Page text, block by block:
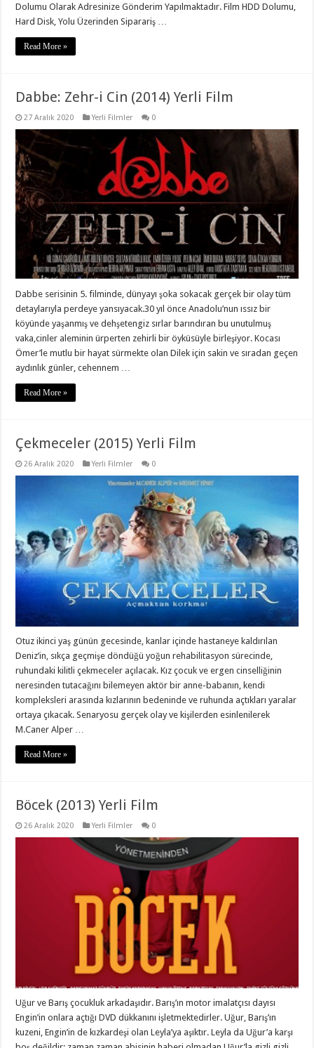
Dolumu Olarak Adresinize Gönderim Yapılmaktadır. Film HDD Dolumu,
Hard Disk, Yolu Üzerinden Siparariş …
Read More »
Dabbe: Zehr-i Cin (2014) Yerli Film
27 Aralık 2020 Yerli Filmler 0
Dabbe serisinin 5. filminde, dünyayı şoka sokacak gerçek bir olay tüm
detaylarıyla perdeye yansıyacak.30 yıl önce Anadolu’nun ıssız bir
köyünde yaşanmış ve dehşetengiz sırlar barındıran bu unutulmuş
vaka,cinler aleminin ürperten zehirli bir öyküsüyle birleşiyor. Kocası
Ömer’le mutlu bir hayat sürmekte olan Dilek için sakin ve sıradan geçen
aydınlık günler, cehennem …
Read More »
Çekmeceler (2015) Yerli Film
26 Aralık 2020 Yerli Filmler 0
Otuz ikinci yaş günün gecesinde, kanlar içinde hastaneye kaldırılan
Deniz’in, sıkça geçmişe döndüğü yoğun rehabilitasyon sürecinde,
ruhundaki kilitli çekmeceler açılacak. Kız çocuk ve ergen cinselliğinin
neresinden tutacağını bilemeyen aktör bir anne-babanın, kendi
kompleksleri arasında kızlarının bedeninde ve ruhunda açtıkları yaralar
ortaya çıkacak. Senaryosu gerçek olay ve kişilerden esinlenilerek
M.Caner Alper …
Read More »
Böcek (2013) Yerli Film
26 Aralık 2020 Yerli Filmler 0
Uğur ve Barış çocukluk arkadaşıdır. Barış’ın motor imalatçısı dayısı
Engin’in onlara açtığı DVD dükkanını işletmektedirler. Uğur, Barış’ın
kuzeni, Engin’in de kızkardeşi olan Leyla’ya aşıktır. Leyla da Uğur’a karşı